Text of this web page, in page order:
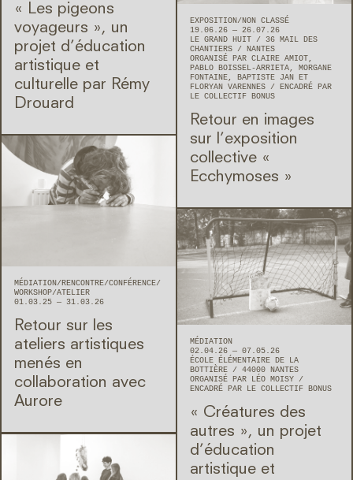
« Les pigeons
voyageurs », un
projet d’éducation
artistique et
culturelle par Rémy
Drouard
EXPOSITION NON CLASSÉ
19.06.26 — 26.07.26
LE GRAND HUIT
36 MAIL DES
CHANTIERS
NANTES
ORGANISÉ PAR CLAIRE AMIOT,
PABLO BOISSEL-ARRIETA, MORGANE
FONTAINE, BAPTISTE JAN ET
FLORYAN VARENNES
ENCADRÉ PAR
LE COLLECTIF BONUS
Retour en images
sur l’exposition
collective «
Ecchymoses »
MÉDIATION RENCONTRE/CONFÉRENCE
WORKSHOP/ATELIER
01.03.25 — 31.03.26
Retour sur les
ateliers artistiques
menés en
collaboration avec
Aurore
MÉDIATION
02.04.26 — 07.05.26
ÉCOLE ÉLÉMENTAIRE DE LA
BOTTIÈRE
44000 NANTES
ORGANISÉ PAR LÉO MOISY
ENCADRÉ PAR LE COLLECTIF BONUS
« Créatures des
autres », un projet
d’éducation
artistique et